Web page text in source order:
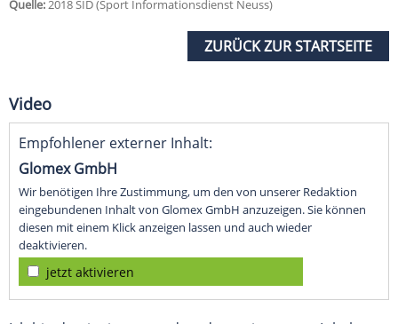
Quelle:2018 SID (Sport Informationsdienst Neuss)
ZURÜCK ZUR STARTSEITE
Video
Empfohlener externer Inhalt:
Glomex GmbH
Wir benötigen Ihre Zustimmung, um den von unserer Redaktion
eingebundenen Inhalt von Glomex GmbH anzuzeigen. Sie können
diesen mit einem Klick anzeigen lassen und auch wieder
deaktivieren.
jetzt aktivieren